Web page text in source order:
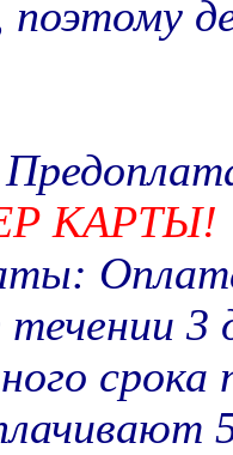
КАРТЫ!
3